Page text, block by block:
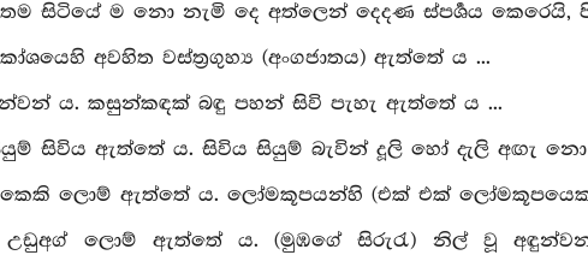
සිටියේ ම නො නැමි දෙ අත්ලෙන් දෙදණ ස්පර්‍ශය කෙරෙයි,
අවහිත වස්ත්‍රගුහ්‍ය (අංගජාතය) ඇත්තේ ය ...
ය. කසුන්කඳක් බඳු පහන් සිවි පැහැ ඇත්තේ ය ...
සිවිය ඇත්තේ ය. සිවිය සියුම් බැවින් දූලි හෝ දැලි අඟැ
ලොම් ඇත්තේ ය. ලෝමකූපයන්හි (එක් එක්
උඩුඅග් ලොම් ඇත්තේ ය. (මුඹගේ සිරුරැ) නිල් වූ